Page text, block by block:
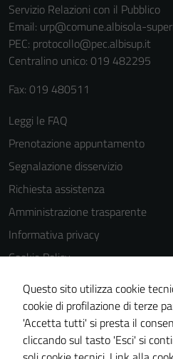
Servizio Relazioni con il Pubblico
Email: urp@comune.albisola-
PEC: protocollo@pec.albisup.it
Centralino unico: 019 482295
Fax: 019 480511
Leggi le FAQ
Prenotazione appuntamento
Segnalazione disservizio
Richiesta assistenza
Amministrazione trasparente
Informativa privacy
Cookie Policy
Note legali
Dichiarazione di accessibilità
Piano di miglioramento del sito
Statistiche sito web
Questo sito utilizza cookie
cookie di profilazione di terze
'Accetta tutti' si presta il
cliccando sul tasto 'Esci' si